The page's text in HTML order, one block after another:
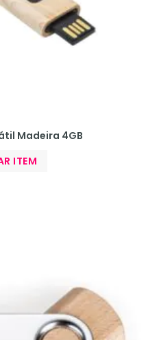
Madeira 4GB
ITEM